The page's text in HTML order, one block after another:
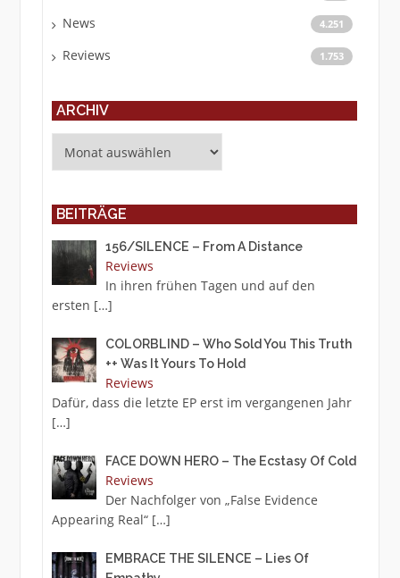
News 4.251
Reviews 1.753
ARCHIV
BEITRÄGE
156/SILENCE – From A Distance
Reviews
In ihren frühen Tagen und auf den
ersten […]
COLORBLIND – Who Sold You This Truth
++ Was It Yours To Hold
Reviews
Dafür, dass die letzte EP erst im vergangenen Jahr
[…]
FACE DOWN HERO – The Ecstasy Of Cold
Reviews
Der Nachfolger von „False Evidence
Appearing Real“ […]
EMBRACE THE SILENCE – Lies Of